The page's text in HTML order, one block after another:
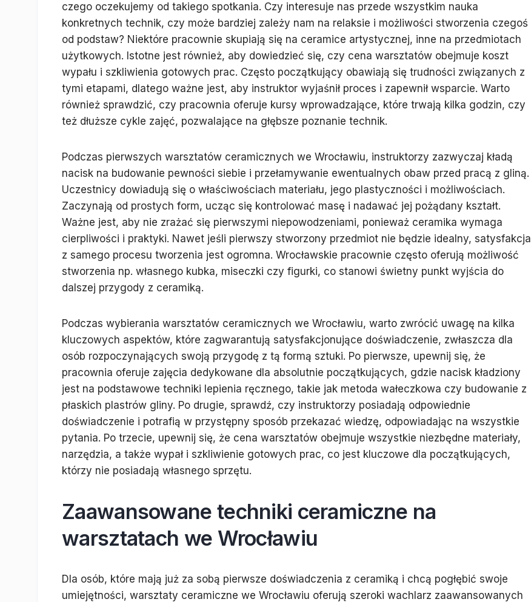
czego oczekujemy od takiego spotkania. Czy interesuje nas przede wszystkim nauka
konkretnych technik, czy może bardziej zależy nam na relaksie i możliwości stworzenia czegoś
od podstaw? Niektóre pracownie skupiają się na ceramice artystycznej, inne na przedmiotach
użytkowych. Istotne jest również, aby dowiedzieć się, czy cena warsztatów obejmuje koszt
wypału i szkliwienia gotowych prac. Często początkujący obawiają się trudności związanych z
tymi etapami, dlatego ważne jest, aby instruktor wyjaśnił proces i zapewnił wsparcie. Warto
również sprawdzić, czy pracownia oferuje kursy wprowadzające, które trwają kilka godzin, czy
też dłuższe cykle zajęć, pozwalające na głębsze poznanie technik.
Podczas pierwszych warsztatów ceramicznych we Wrocławiu, instruktorzy zazwyczaj kładą
nacisk na budowanie pewności siebie i przełamywanie ewentualnych obaw przed pracą z gliną.
Uczestnicy dowiadują się o właściwościach materiału, jego plastyczności i możliwościach.
Zaczynają od prostych form, ucząc się kontrolować masę i nadawać jej pożądany kształt.
Ważne jest, aby nie zrażać się pierwszymi niepowodzeniami, ponieważ ceramika wymaga
cierpliwości i praktyki. Nawet jeśli pierwszy stworzony przedmiot nie będzie idealny, satysfakcja
z samego procesu tworzenia jest ogromna. Wrocławskie pracownie często oferują możliwość
stworzenia np. własnego kubka, miseczki czy figurki, co stanowi świetny punkt wyjścia do
dalszej przygody z ceramiką.
Podczas wybierania warsztatów ceramicznych we Wrocławiu, warto zwrócić uwagę na kilka
kluczowych aspektów, które zagwarantują satysfakcjonujące doświadczenie, zwłaszcza dla
osób rozpoczynających swoją przygodę z tą formą sztuki. Po pierwsze, upewnij się, że
pracownia oferuje zajęcia dedykowane dla absolutnie początkujących, gdzie nacisk kładziony
jest na podstawowe techniki lepienia ręcznego, takie jak metoda wałeczkowa czy budowanie z
płaskich plastrów gliny. Po drugie, sprawdź, czy instruktorzy posiadają odpowiednie
doświadczenie i potrafią w przystępny sposób przekazać wiedzę, odpowiadając na wszystkie
pytania. Po trzecie, upewnij się, że cena warsztatów obejmuje wszystkie niezbędne materiały,
narzędzia, a także wypał i szkliwienie gotowych prac, co jest kluczowe dla początkujących,
którzy nie posiadają własnego sprzętu.
Zaawansowane techniki ceramiczne na
warsztatach we Wrocławiu
Dla osób, które mają już za sobą pierwsze doświadczenia z ceramiką i chcą pogłębić swoje
umiejętności, warsztaty ceramiczne we Wrocławiu oferują szeroki wachlarz zaawansowanych